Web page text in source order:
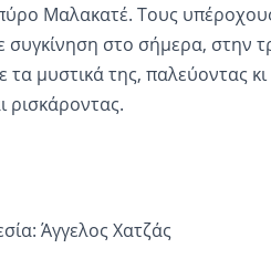
Μαλακατέ. Τους
συγκίνηση στο σήμερα, στην
τα μυστικά της, παλεύοντας
ρισκάροντας.
Άγγελος Χατζάς